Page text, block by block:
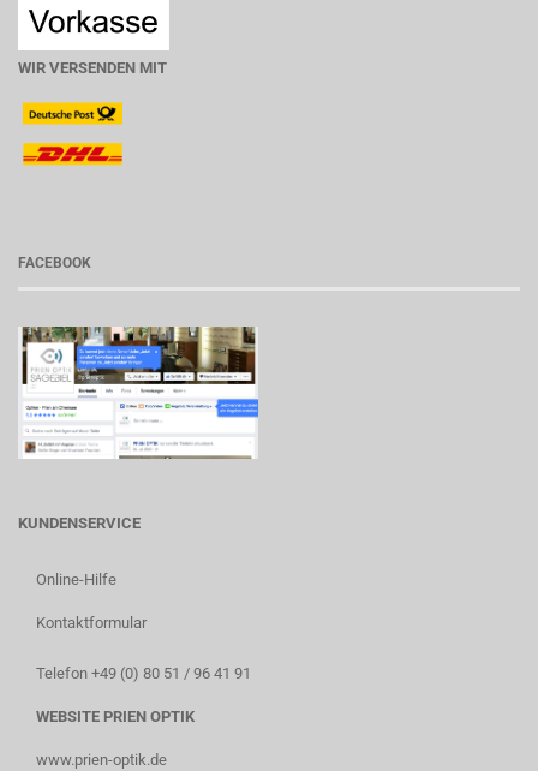
WIR VERSENDEN MIT
FACEBOOK
KUNDENSERVICE
Online-Hilfe
Kontaktformular
Telefon +49 (0) 80 51 / 96 41 91
WEBSITE PRIEN OPTIK
www.prien-optik.de